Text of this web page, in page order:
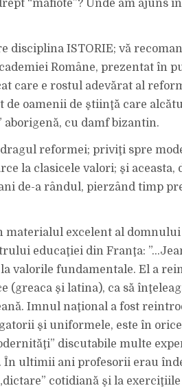
“mafiote”? Unde am ajuns
disciplina ISTORIE; vă
Române, prezentat în
care e rostul adevărat al
oamenii de ştiinţă care
aborigenă, cu damf bizantin.
reformei; priviţi spre
la clasicele valori; şi aceasta,
de-a rândul, pierzând timp
materialul excelent al
educaţiei din Franţa:
valorile fundamentale. El a
(greaca şi latina), ca să
Imnul naţional a fost
şi uniformele, este în
discutabile multe
În ultimii ani profesorii erau
cotidiană şi la